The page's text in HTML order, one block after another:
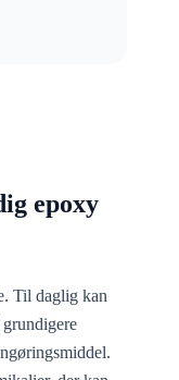
epoxy
Til daglig kan